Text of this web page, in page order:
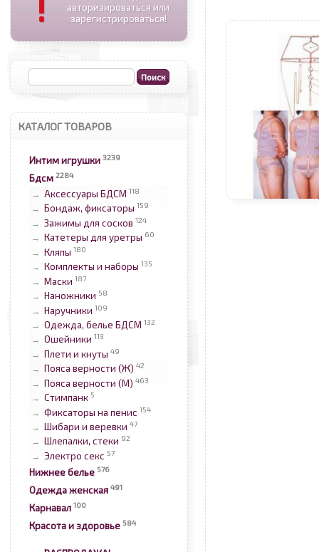
авторизироваться или
зарегистрироваться!
КАТАЛОГ ТОВАРОВ
Интим игрушки 3239
Бдсм 2284
→ Аксессуары БДСМ 118
→ Бондаж, фиксаторы 159
→ Зажимы для сосков 124
→ Катетеры для уретры 60
→ Кляпы 180
→ Комплекты и наборы 135
→ Маски 187
→ Наножники 58
→ Наручники 109
→ Одежда, белье БДСМ 132
→ Ошейники 113
→ Плети и кнуты 49
→ Пояса верности (Ж) 42
→ Пояса верности (М) 463
→ Стимпанк 5
→ Фиксаторы на пенис 154
→ Шибари и веревки 47
→ Шлепалки, стеки 92
→ Электро секс 57
Нижнее белье 576
Одежда женская 491
Карнавал 100
Красота и здоровье 584